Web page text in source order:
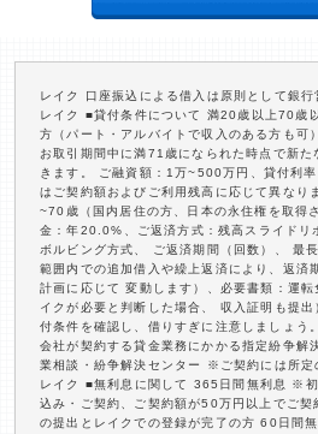
レイク 口座振込による借入は原則として銀行
レイク ■貸付条件について 満20歳以上70歳
方（パート・アルバイトで収入のある方も可
お取引期間中に満71歳になられた時点で新た
きます。 ご融資額：1万~500万円、貸付利
はご契約額およびご利用残高に応じて異なり
~70歳（国内居住の方、日本の永住権を取得
金：年20.0%、ご返済方式：残高スライドリ
ボルビング方式、 ご返済期間（回数）、 最
範囲内での追加借入や繰上返済により、返済
計画に応じて 変動します）、必要書類：運
イクが必要と判断した場合、 収入証明も提
付条件を確認し、借りすぎに注意しましょ
会社が契約する貸金業務にかかる指定紛争
業相談・紛争解決センター ※ご契約には所定
レイク ■無利息に関して 365日間無利息 ※
込み・ご契約、ご契約額が50万円以上でご
の提出とレイクでの登録が完了の方 60日間